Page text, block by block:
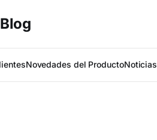
Novedades del ProductoNoticias